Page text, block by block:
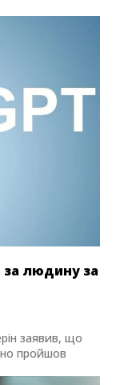
за людину за
заявив, що
пройшов